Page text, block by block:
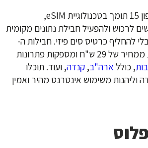
האייפון 15 תומך בטכנולוגיית eSIM,
ולהפעיל חבילת נתונים מקומית
להחליף כרטיס סים פיזי. חבילות ה-
eSIM שלנו מתחילות ממחיר של 29 ש"ח ומספקות פתרונות
, כוללארה"ב,קנדה, ועוד. תוכלו
וליהנות משימוש אינטרנט מהיר ואמין